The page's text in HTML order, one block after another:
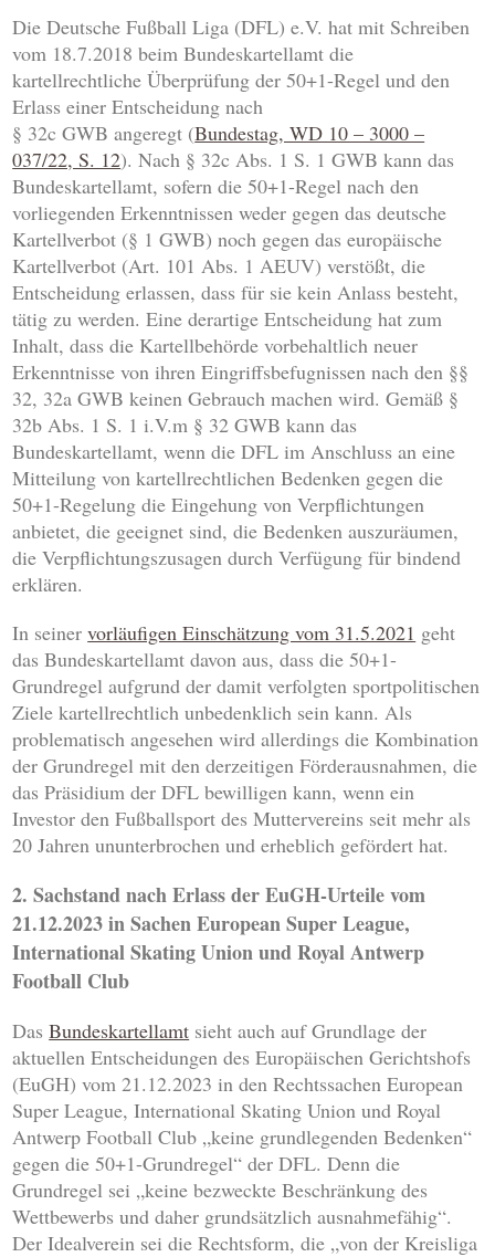
Die Deutsche Fußball Liga (DFL) e.V. hat mit Schreiben
vom 18.7.2018 beim Bundeskartellamt die
kartellrechtliche Überprüfung der 50+1-Regel und den
Erlass einer Entscheidung nach
§ 32c GWB angeregt (Bundestag, WD 10 – 3000 –
037/22, S. 12). Nach § 32c Abs. 1 S. 1 GWB kann das
Bundeskartellamt, sofern die 50+1-Regel nach den
vorliegenden Erkenntnissen weder gegen das deutsche
Kartellverbot (§ 1 GWB) noch gegen das europäische
Kartellverbot (Art. 101 Abs. 1 AEUV) verstößt, die
Entscheidung erlassen, dass für sie kein Anlass besteht,
tätig zu werden. Eine derartige Entscheidung hat zum
Inhalt, dass die Kartellbehörde vorbehaltlich neuer
Erkenntnisse von ihren Eingriffsbefugnissen nach den §§
32, 32a GWB keinen Gebrauch machen wird. Gemäß §
32b Abs. 1 S. 1 i.V.m § 32 GWB kann das
Bundeskartellamt, wenn die DFL im Anschluss an eine
Mitteilung von kartellrechtlichen Bedenken gegen die
50+1-Regelung die Eingehung von Verpflichtungen
anbietet, die geeignet sind, die Bedenken auszuräumen,
die Verpflichtungszusagen durch Verfügung für bindend
erklären.
In seinervorläufigen Einschätzung vom 31.5.2021 geht
das Bundeskartellamt davon aus, dass die 50+1-
Grundregel aufgrund der damit verfolgten sportpolitischen
Ziele kartellrechtlich unbedenklich sein kann. Als
problematisch angesehen wird allerdings die Kombination
der Grundregel mit den derzeitigen Förderausnahmen, die
das Präsidium der DFL bewilligen kann, wenn ein
Investor den Fußballsport des Muttervereins seit mehr als
20 Jahren ununterbrochen und erheblich gefördert hat.
2. Sachstand nach Erlass der EuGH-Urteile vom
21.12.2023 in Sachen European Super League,
International Skating Union und Royal Antwerp
Football Club
DasBundeskartellamt sieht auch auf Grundlage der
aktuellen Entscheidungen des Europäischen Gerichtshofs
(EuGH) vom 21.12.2023 in den Rechtssachen European
Super League, International Skating Union und Royal
Antwerp Football Club „keine grundlegenden Bedenken“
gegen die 50+1-Grundregel“ der DFL. Denn die
Grundregel sei „keine bezweckte Beschränkung des
Wettbewerbs und daher grundsätzlich ausnahmefähig“.
Der Idealverein sei die Rechtsform, die „von der Kreisliga